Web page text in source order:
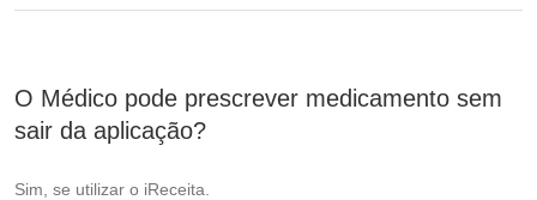
O Médico pode prescrever medicamento sem
sair da aplicação?
Sim, se utilizar o iReceita.